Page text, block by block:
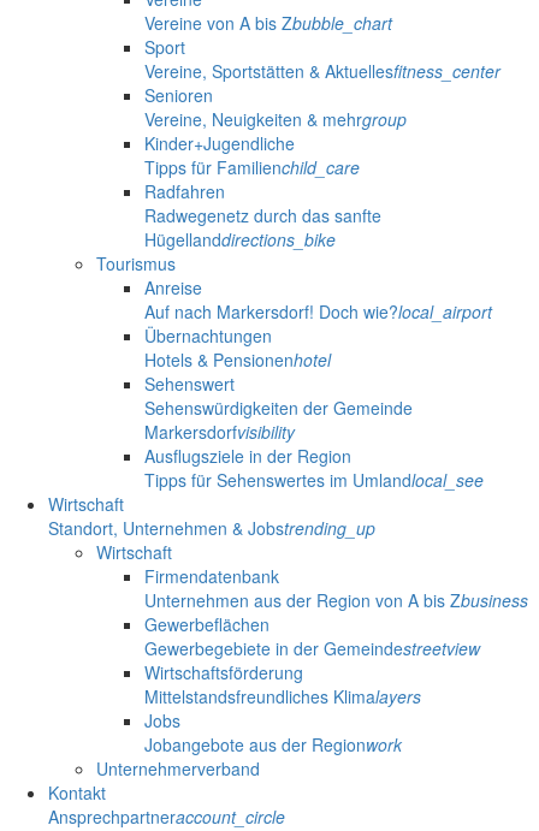
Vereine von A bis Zbubble_chart
Sport
Vereine, Sportstätten & Aktuellesfitness_center
Senioren
Vereine, Neuigkeiten & mehrgroup
Kinder+Jugendliche
Tipps für Familienchild_care
Radfahren
Radwegenetz durch das sanfte
Hügellanddirections_bike
Tourismus
Anreise
Auf nach Markersdorf! Doch wie?local_airport
Übernachtungen
Hotels & Pensionenhotel
Sehenswert
Sehenswürdigkeiten der Gemeinde
Markersdorfvisibility
Ausflugsziele in der Region
Tipps für Sehenswertes im Umlandlocal_see
Wirtschaft
Standort, Unternehmen & Jobstrending_up
Wirtschaft
Firmendatenbank
Unternehmen aus der Region von A bis Zbusiness
Gewerbeflächen
Gewerbegebiete in der Gemeindestreetview
Wirtschaftsförderung
Mittelstandsfreundliches Klimalayers
Jobs
Jobangebote aus der Regionwork
Unternehmerverband
Kontakt
Ansprechpartneraccount_circle